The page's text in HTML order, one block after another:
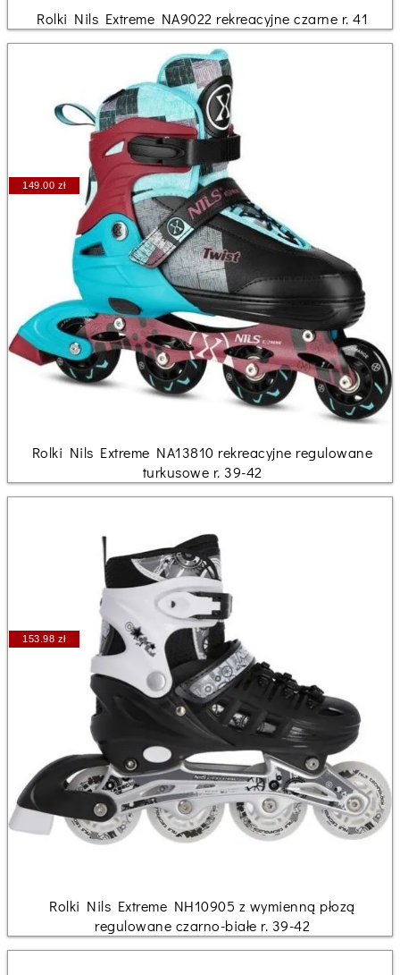
Rolki Nils Extreme NA9022 rekreacyjne czarne r. 41
149.00 zł
Rolki Nils Extreme NA13810 rekreacyjne regulowane
turkusowe r. 39-42
153.98 zł
Rolki Nils Extreme NH10905 z wymienną płozą
regulowane czarno-białe r. 39-42